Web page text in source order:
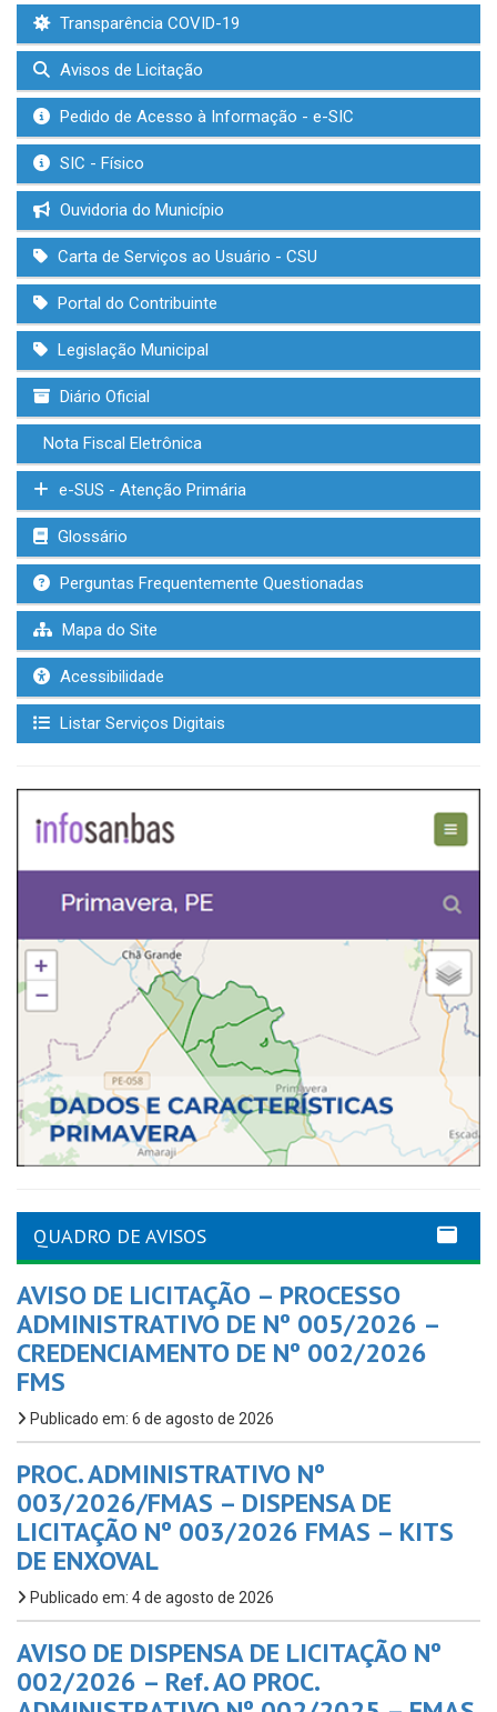
Transparência COVID-19
Avisos de Licitação
Pedido de Acesso à Informação - e-SIC
SIC - Físico
Ouvidoria do Município
Carta de Serviços ao Usuário - CSU
Portal do Contribuinte
Legislação Municipal
Diário Oficial
Nota Fiscal Eletrônica
e-SUS - Atenção Primária
Glossário
Perguntas Frequentemente Questionadas
Mapa do Site
Acessibilidade
Listar Serviços Digitais
QUADRO DE AVISOS
AVISO DE LICITAÇÃO – PROCESSO
ADMINISTRATIVO DE Nº 005/2026 –
CREDENCIAMENTO DE Nº 002/2026
FMS
Publicado em: 6 de agosto de 2026
PROC. ADMINISTRATIVO Nº
003/2026/FMAS – DISPENSA DE
LICITAÇÃO Nº 003/2026 FMAS – KITS
DE ENXOVAL
Publicado em: 4 de agosto de 2026
AVISO DE DISPENSA DE LICITAÇÃO Nº
002/2026 – Ref. AO PROC.